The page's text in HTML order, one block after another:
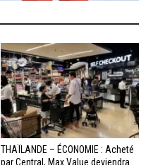
THAÏLANDE – ÉCONOMIE : Acheté
par Central, Max Value deviendra